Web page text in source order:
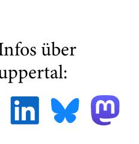
über